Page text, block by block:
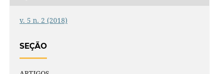
v. 5 n. 2 (2018)
SEÇÃO